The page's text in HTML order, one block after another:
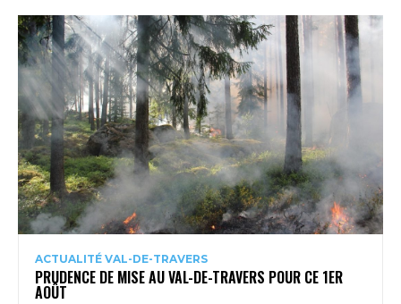
ACTUALITÉ VAL-DE-TRAVERS
PRUDENCE DE MISE AU VAL-DE-TRAVERS POUR CE 1ER
AOÛT